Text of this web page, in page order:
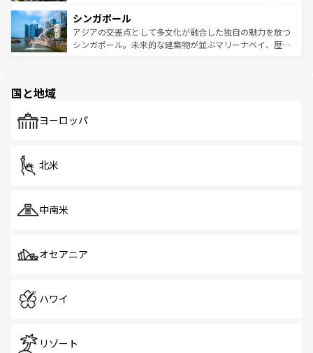
参照してほしい。
激する。気候は一年中温暖で、どの季節にも異なる楽しみ
が待っている。親しみやすいタイの人々、仏教を中心とし
た文化、そして多様な観光資源が、訪れる旅人を魅了し続
み、どこを訪れても感動するはず。観光スポットが密集し
ており、効率よく見どころを回れるのも魅力。息をのむよ
うな絶景から文化的な体験まで、香港を存分に楽しみ尽く
シンガポール
アジアの交差点として多文化が融合した独自の魅力を放つ
シンガポール。未来的な建築物が並ぶマリーナベイ、歴史
で、ホーカーズは地元の風情を楽しめる外せないスポット
国と地域
ヨーロッパ
北米
中南米
オセアニア
ハワイ
リゾート